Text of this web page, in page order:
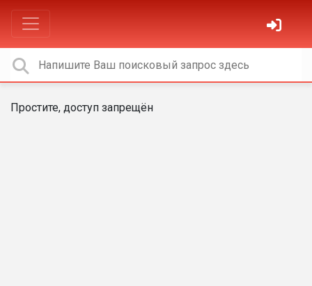
Простите, доступ запрещён